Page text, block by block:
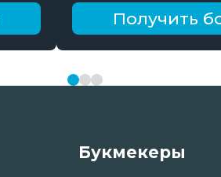
Получить
Букмекеры